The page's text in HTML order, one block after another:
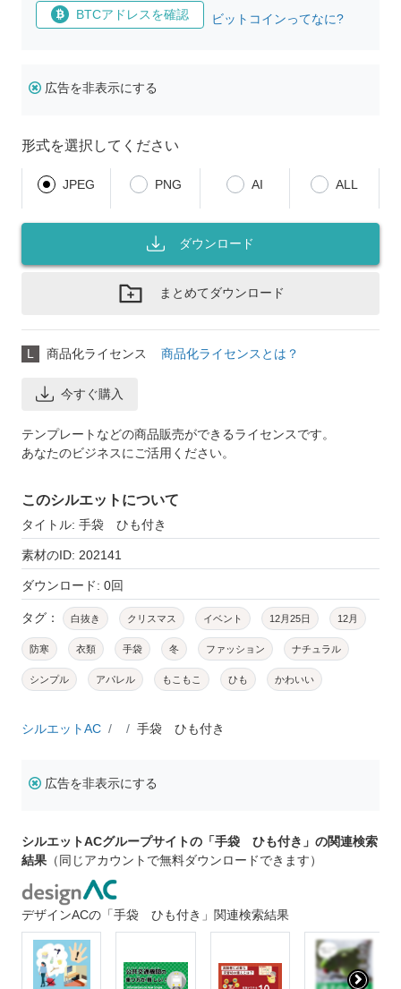
BTCアドレスを確認 ビットコインってなに?
広告を非表示にする
形式を選択してください
JPEG PNG AI ALL
ダウンロード
まとめてダウンロード
L 商品化ライセンス 商品化ライセンスとは？
今すぐ購入
テンプレートなどの商品販売ができるライセンスです。
あなたのビジネスにご活用ください。
このシルエットについて
タイトル: 手袋 ひも付き
素材のID: 202141
ダウンロード: 0回
タグ： 白抜き クリスマス イベント 12月25日 12月
防寒 衣類 手袋 冬 ファッション ナチュラル
シンプル アパレル もこもこ ひも かわいい
シルエットAC 手袋 ひも付き
広告を非表示にする
シルエットACグループサイトの「手袋 ひも付き」の関連検索
結果 （同じアカウントで無料ダウンロードできます）
デザインACの「手袋 ひも付き」関連検索結果